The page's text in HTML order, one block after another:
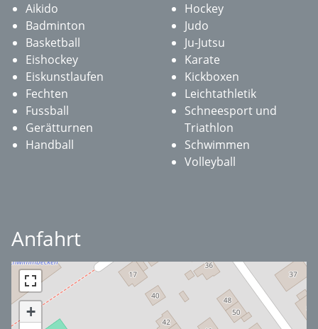
Aikido
Badminton
Basketball
Eishockey
Eiskunstlaufen
Fechten
Fussball
Gerätturnen
Handball
Hockey
Judo
Ju-Jutsu
Karate
Kickboxen
Leichtathletik
Schneesport und
Triathlon
Schwimmen
Volleyball
Anfahrt
+